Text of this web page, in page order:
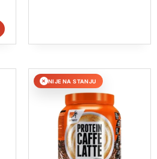
✕ NIJE NA STANJU